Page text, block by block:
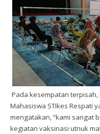
Pada kesempatan terpisah,
Mahasiswa STIkes Respati
mengatakan, “kami sangat
kegiatan vaksinasi utnuk